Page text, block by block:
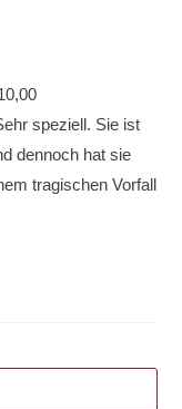
speziell. Sie ist
dennoch hat sie
tragischen Vorfall